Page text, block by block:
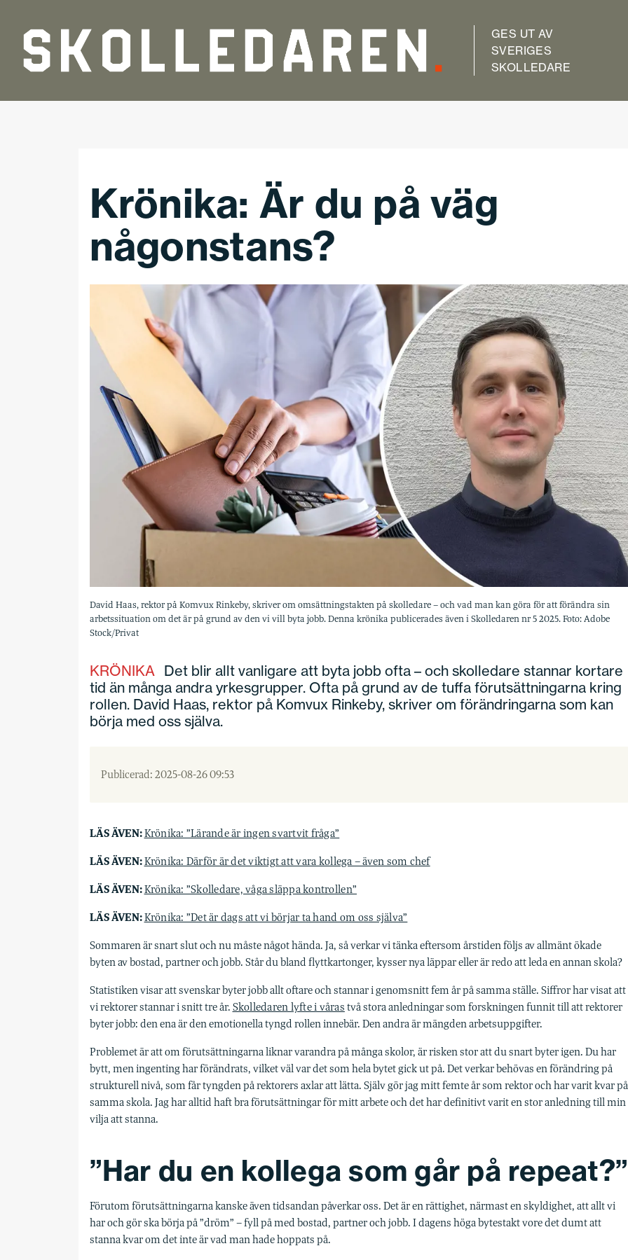
GES UT AV
SVERIGES
SKOLLEDARE
Krönika: Är du på väg
någonstans?
David Haas, rektor på Komvux Rinkeby, skriver om omsättningstakten på skolledare – och vad man kan göra för att förändra sin
arbetssituation om det är på grund av den vi vill byta jobb. Denna krönika publicerades även i Skolledaren nr 5 2025. Foto: Adobe
Stock/Privat
KRÖNIKA Det blir allt vanligare att byta jobb ofta – och skolledare stannar kortare
tid än många andra yrkesgrupper. Ofta på grund av de tuffa förutsättningarna kring
rollen. David Haas, rektor på Komvux Rinkeby, skriver om förändringarna som kan
börja med oss själva.
Publicerad: 2025-08-26 09:53
LÄS ÄVEN:Krönika: ”Lärande är ingen svartvit fråga”
LÄS ÄVEN:Krönika: Därför är det viktigt att vara kollega – även som chef
LÄS ÄVEN:Krönika: ”Skolledare, våga släppa kontrollen”
LÄS ÄVEN:Krönika: ”Det är dags att vi börjar ta hand om oss själva”
Sommaren är snart slut och nu måste något hända. Ja, så verkar vi tänka eftersom årstiden följs av allmänt ökade
byten av bostad, partner och jobb. Står du bland flyttkartonger, kysser nya läppar eller är redo att leda en annan skola?
Statistiken visar att svenskar byter jobb allt oftare och stannar i genomsnitt fem år på samma ställe. Siffror har visat att
vi rektorer stannar i snitt tre år. Skolledaren lyfte i våras två stora anledningar som forskningen funnit till att rektorer
byter jobb: den ena är den emotionella tyngd rollen innebär. Den andra är mängden arbetsuppgifter.
Problemet är att om förutsättningarna liknar varandra på många skolor, är risken stor att du snart byter igen. Du har
bytt, men ingenting har förändrats, vilket väl var det som hela bytet gick ut på. Det verkar behövas en förändring på
strukturell nivå, som får tyngden på rektorers axlar att lätta. Själv gör jag mitt femte år som rektor och har varit kvar på
samma skola. Jag har alltid haft bra förutsättningar för mitt arbete och det har definitivt varit en stor anledning till min
vilja att stanna.
”Har du en kollega som går på repeat?”
Förutom förutsättningarna kanske även tidsandan påverkar oss. Det är en rättighet, närmast en skyldighet, att allt vi
har och gör ska börja på ”dröm” – fyll på med bostad, partner och jobb. I dagens höga bytestakt vore det dumt att
stanna kvar om det inte är vad man hade hoppats på.